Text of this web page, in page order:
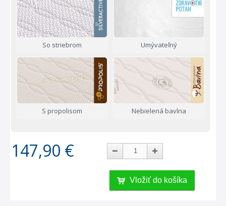
So striebrom Umývateľný
S propolisom Nebielená bavlna
147,90 €
Vložiť do košíka